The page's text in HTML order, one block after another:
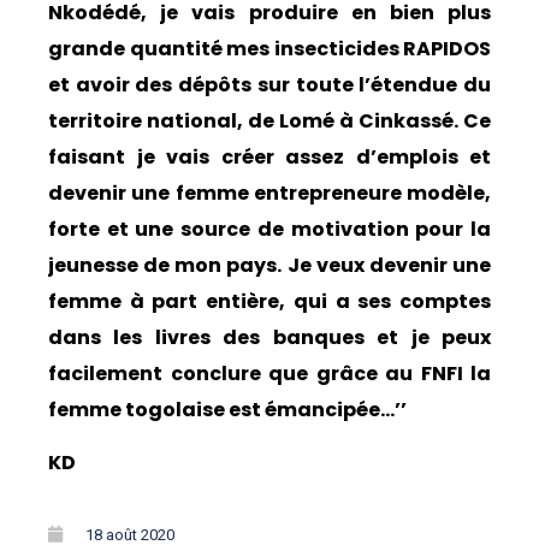
Nkodédé, je vais produire en bien plus
grande quantité mes insecticides RAPIDOS
et avoir des dépôts sur toute l’étendue du
territoire national, de Lomé à Cinkassé. Ce
faisant je vais créer assez d’emplois et
devenir une femme entrepreneure modèle,
forte et une source de motivation pour la
jeunesse de mon pays. Je veux devenir une
femme à part entière, qui a ses comptes
dans les livres des banques et je peux
facilement conclure que grâce au FNFI la
femme togolaise est émancipée…’’
KD
18 août 2020